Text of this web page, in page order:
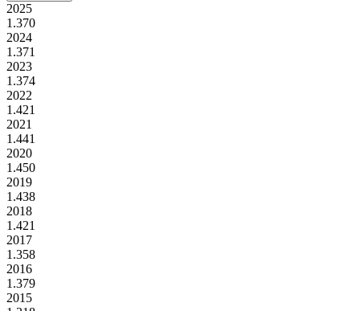
2025
1.370
2024
1.371
2023
1.374
2022
1.421
2021
1.441
2020
1.450
2019
1.438
2018
1.421
2017
1.358
2016
1.379
2015